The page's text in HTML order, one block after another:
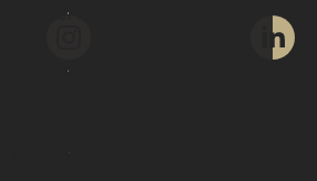
Contacter l'agence
une estimation
Accéder à mon compte